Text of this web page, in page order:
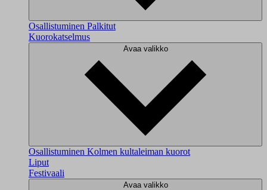
Osallistuminen Palkitut
Kuorokatselmus
Avaa valikko
Osallistuminen Kolmen kultaleiman kuorot
Liput
Festivaali
Avaa valikko